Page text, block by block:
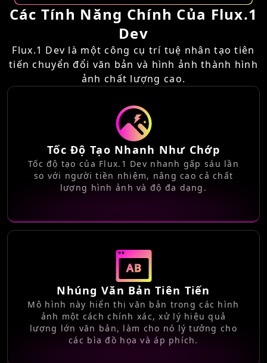
Các Tính Năng Chính Của Flux.1
Dev
Flux.1 Dev là một công cụ trí tuệ nhân tạo tiên
tiến chuyển đổi văn bản và hình ảnh thành hình
ảnh chất lượng cao.
Tốc Độ Tạo Nhanh Như Chớp
Tốc độ tạo của Flux.1 Dev nhanh gấp sáu lần
so với người tiền nhiệm, nâng cao cả chất
lượng hình ảnh và độ đa dạng.
Nhúng Văn Bản Tiên Tiến
Mô hình này hiển thị văn bản trong các hình
ảnh một cách chính xác, xử lý hiệu quả
lượng lớn văn bản, làm cho nó lý tưởng cho
các bìa đồ họa và áp phích.